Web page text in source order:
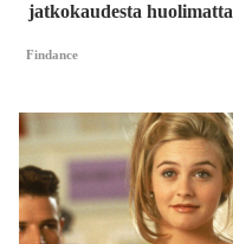
jatkokaudesta huolimatta
Findance